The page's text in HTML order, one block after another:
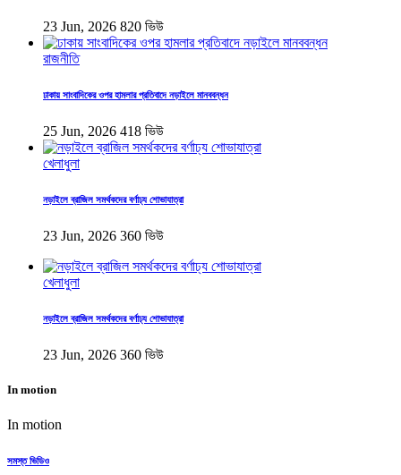
23 Jun, 2026 820 ভিউ
রাজনীতি
ঢাকায় সাংবাদিকের ওপর হামলার প্রতিবাদে নড়াইলে মানববন্ধন
25 Jun, 2026 418 ভিউ
খেলাধুলা
নড়াইলে ব্রাজিল সমর্থকদের বর্ণাঢ্য শোভাযাত্রা
23 Jun, 2026 360 ভিউ
খেলাধুলা
নড়াইলে ব্রাজিল সমর্থকদের বর্ণাঢ্য শোভাযাত্রা
23 Jun, 2026 360 ভিউ
In motion
In motion
সমস্ত ভিডিও